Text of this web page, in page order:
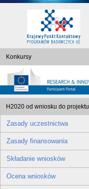
Konkursy
H2020 od wniosku do projektu
Zasady uczestnictwa
Zasady finansowania
Składanie wniosków
Ocena wniosków